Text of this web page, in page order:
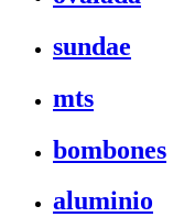
sundae
mts
bombones
aluminio